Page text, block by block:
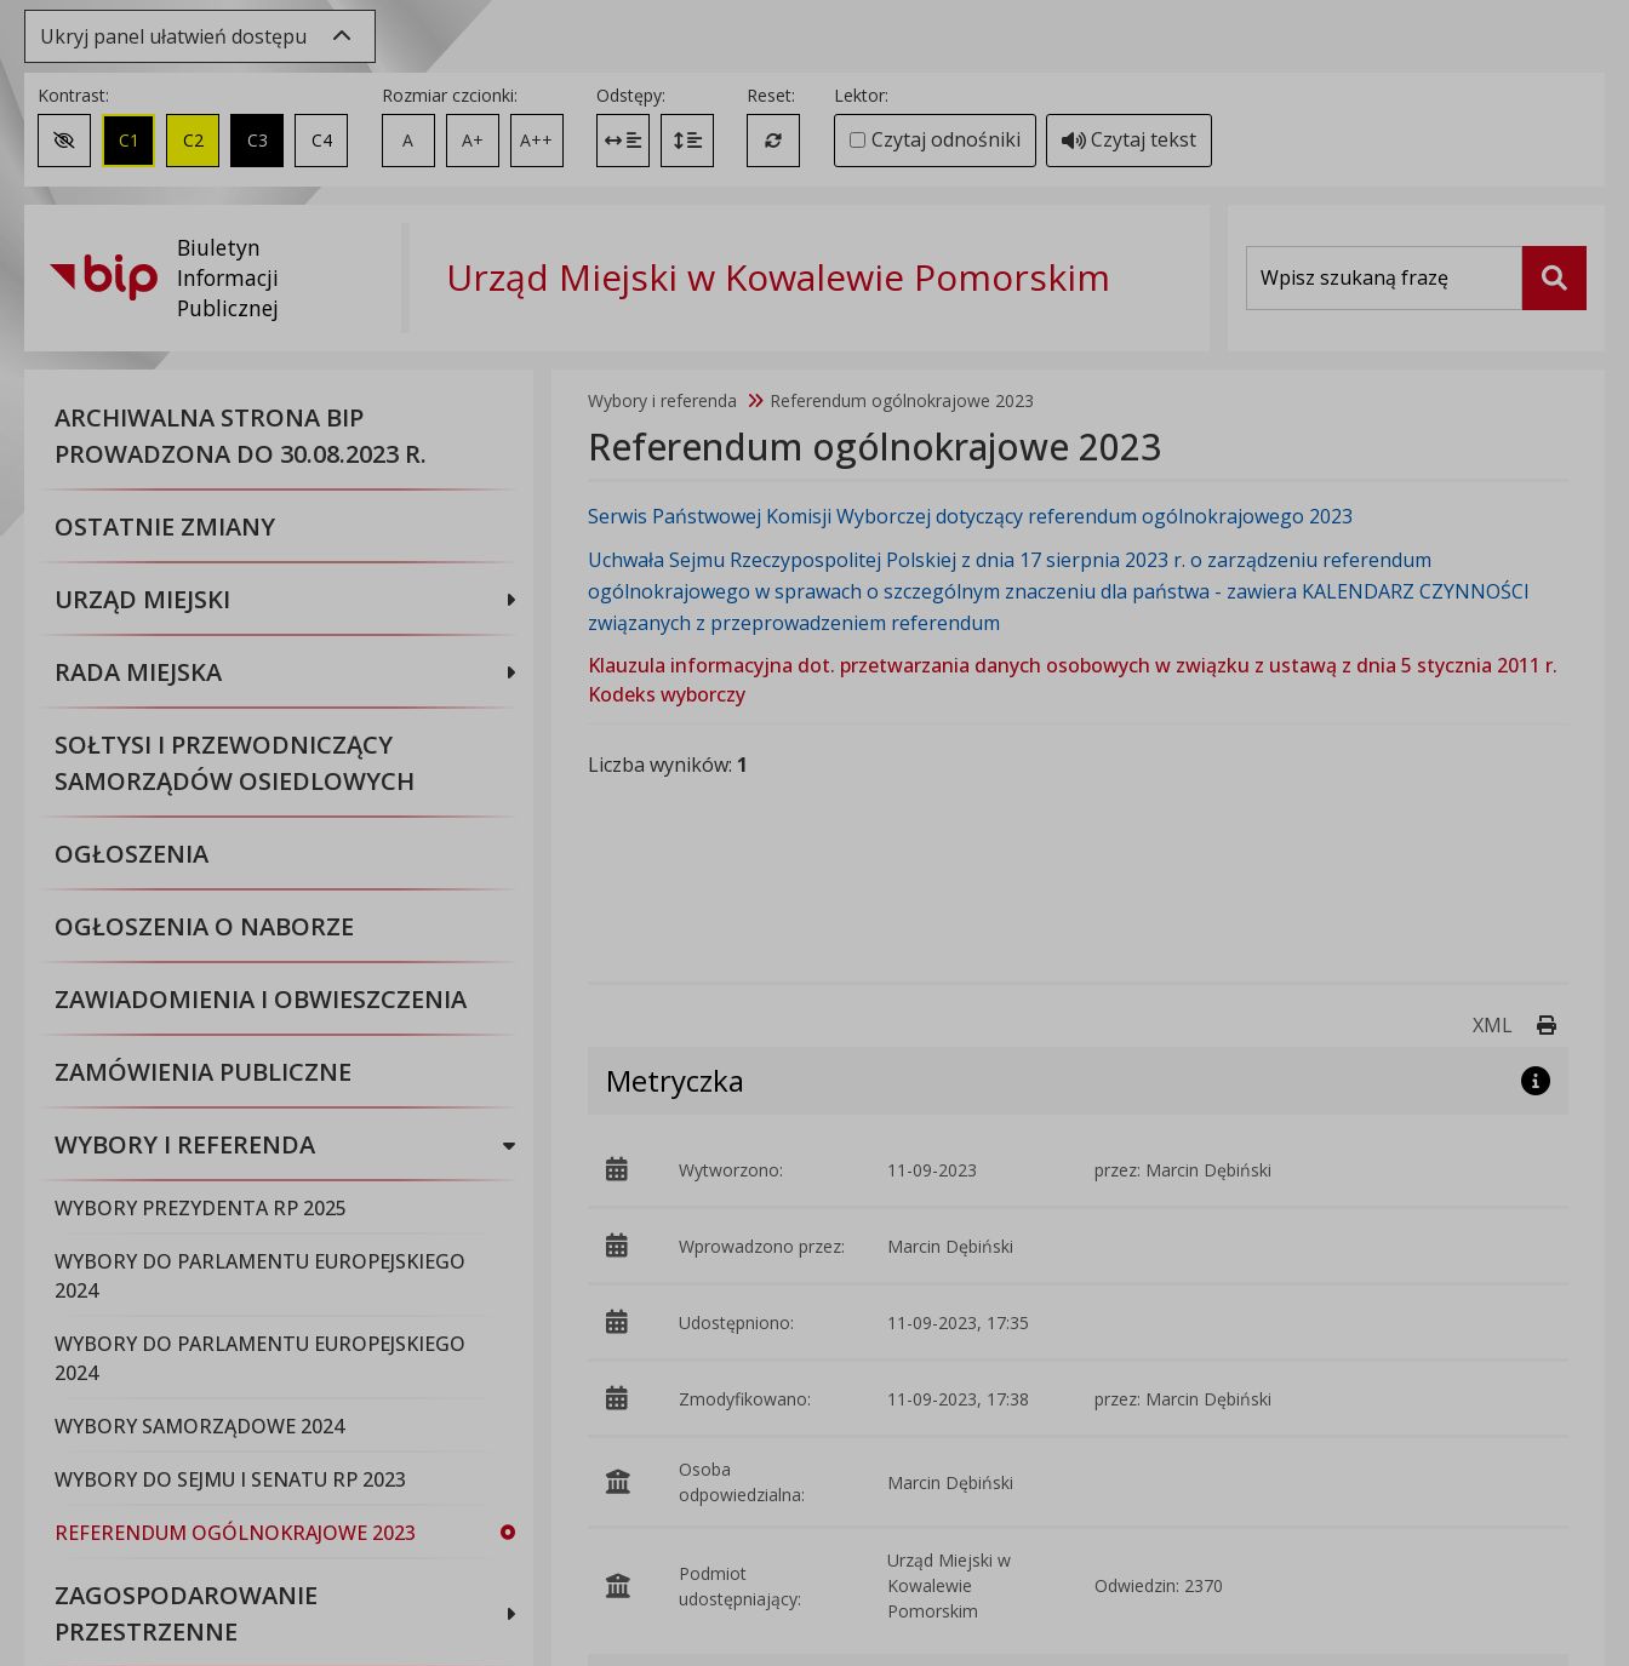
Ukryj panel ułatwień dostępu
Kontrast:
Zmień kontrast na domyślny
C1 C2 C3 C4
Rozmiar czcionki:
A
A+ A++
Odstępy:
Zmień odstęp między literami
Zmień interlinię i margines między paragrafami
Reset:
Przywróć ustawienia domyślne
Lektor:
Czytaj odnośniki Czytaj tekst
Biuletyn
Informacji
Publicznej
Urząd Miejski w Kowalewie Pomorskim Szukaj
ARCHIWALNA STRONA BIP
PROWADZONA DO 30.08.2023 R.
OSTATNIE ZMIANY
URZĄD MIEJSKI
RADA MIEJSKA
SOŁTYSI I PRZEWODNICZĄCY
SAMORZĄDÓW OSIEDLOWYCH
OGŁOSZENIA
OGŁOSZENIA O NABORZE
ZAWIADOMIENIA I OBWIESZCZENIA
ZAMÓWIENIA PUBLICZNE
WYBORY I REFERENDA
WYBORY PREZYDENTA RP 2025
WYBORY DO PARLAMENTU EUROPEJSKIEGO
2024
WYBORY DO PARLAMENTU EUROPEJSKIEGO
2024
WYBORY SAMORZĄDOWE 2024
WYBORY DO SEJMU I SENATU RP 2023
REFERENDUM OGÓLNOKRAJOWE 2023
ZAGOSPODAROWANIE
PRZESTRZENNE
Wybory i referenda Referendum ogólnokrajowe 2023
Referendum ogólnokrajowe 2023
Serwis Państwowej Komisji Wyborczej dotyczący referendum ogólnokrajowego 2023
Uchwała Sejmu Rzeczypospolitej Polskiej z dnia 17 sierpnia 2023 r. o zarządzeniu referendum
ogólnokrajowego w sprawach o szczególnym znaczeniu dla państwa - zawiera KALENDARZ CZYNNOŚCI
związanych z przeprowadzeniem referendum
Klauzula informacyjna dot. przetwarzania danych osobowych w związku z ustawą z dnia 5 stycznia 2011 r.
Kodeks wyborczy
Liczba wyników: 1
XML Drukuj
Metryczka
Wytworzono: 11-09-2023 przez: Marcin Dębiński
Wprowadzono przez: Marcin Dębiński
Udostępniono: 11-09-2023, 17:35
Zmodyfikowano: 11-09-2023, 17:38 przez: Marcin Dębiński
Osoba
odpowiedzialna:
Marcin Dębiński
Podmiot
udostępniający:
Urząd Miejski w
Kowalewie
Pomorskim
Odwiedzin: 2370